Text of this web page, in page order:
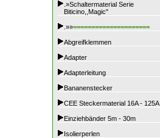
.»Schaltermaterial Serie
Biticino,,Magic"
.»»=====================
Abgreifklemmen
Adapter
Adapterleitung
Bananenstecker
CEE Steckermaterial 16A - 125A
Einziehbänder 5m - 30m
Isolierperlen